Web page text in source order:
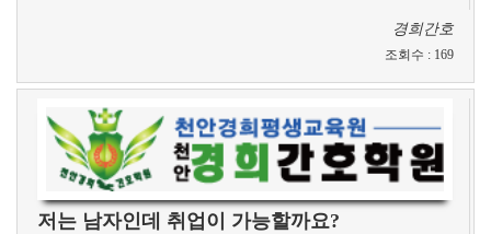
경희간호
조회수 : 169
저는 남자인데 취업이 가능할까요?